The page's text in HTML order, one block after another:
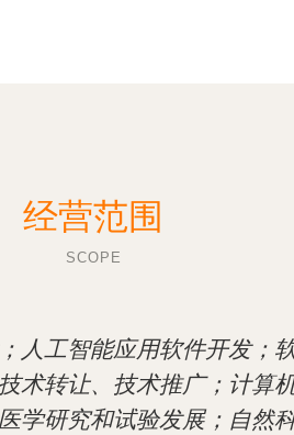
经营范围
SCOPE
人工智能应用软件开发；
术转让、技术推广；计算
学研究和试验发展；自然